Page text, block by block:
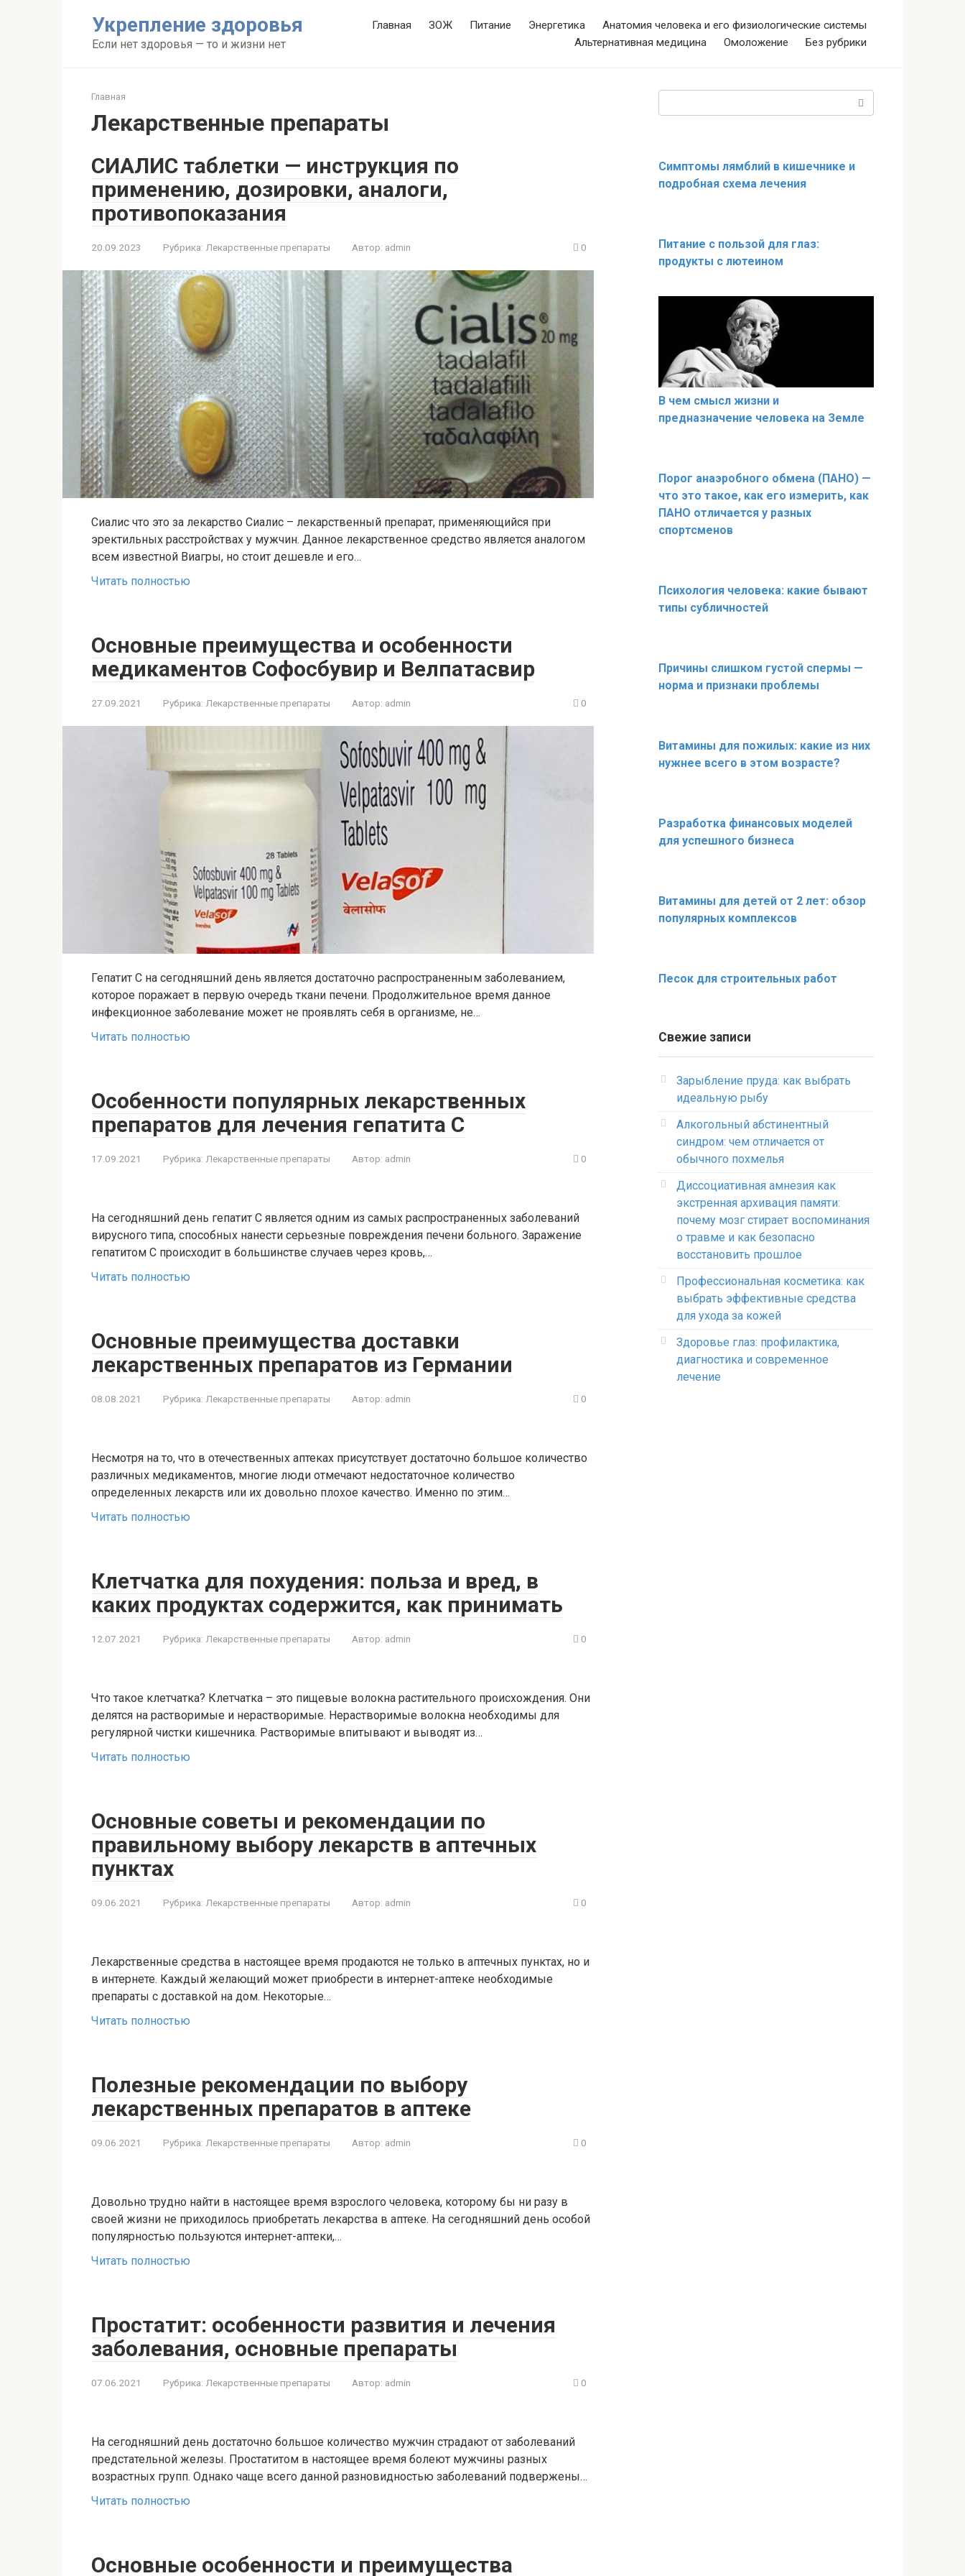
Укрепление здоровья
Если нет здоровья — то и жизни нет
Главная ЗОЖ Питание Энергетика
Анатомия человека и его физиологические системы
Альтернативная медицина
Омоложение Без рубрики
Главная
Лекарственные препараты
СИАЛИС таблетки — инструкция по
применению, дозировки, аналоги,
противопоказания
20.09.2023 Рубрика: Лекарственные препараты Автор: admin 0
Сиалис что это за лекарство Сиалис – лекарственный препарат, применяющийся при
эректильных расстройствах у мужчин. Данное лекарственное средство является аналогом
всем известной Виагры, но стоит дешевле и его…
Читать полностью
Основные преимущества и особенности
медикаментов Софосбувир и Велпатасвир
27.09.2021 Рубрика: Лекарственные препараты Автор: admin 0
Гепатит С на сегодняшний день является достаточно распространенным заболеванием,
которое поражает в первую очередь ткани печени. Продолжительное время данное
инфекционное заболевание может не проявлять себя в организме, не…
Читать полностью
Особенности популярных лекарственных
препаратов для лечения гепатита С
17.09.2021 Рубрика: Лекарственные препараты Автор: admin 0
На сегодняшний день гепатит С является одним из самых распространенных заболеваний
вирусного типа, способных нанести серьезные повреждения печени больного. Заражение
гепатитом С происходит в большинстве случаев через кровь,…
Читать полностью
Основные преимущества доставки
лекарственных препаратов из Германии
08.08.2021 Рубрика: Лекарственные препараты Автор: admin 0
Несмотря на то, что в отечественных аптеках присутствует достаточно большое количество
различных медикаментов, многие люди отмечают недостаточное количество
определенных лекарств или их довольно плохое качество. Именно по этим…
Читать полностью
Клетчатка для похудения: польза и вред, в
каких продуктах содержится, как принимать
12.07.2021 Рубрика: Лекарственные препараты Автор: admin 0
Что такое клетчатка? Клетчатка – это пищевые волокна растительного происхождения. Они
делятся на растворимые и нерастворимые. Нерастворимые волокна необходимы для
регулярной чистки кишечника. Растворимые впитывают и выводят из…
Читать полностью
Основные советы и рекомендации по
правильному выбору лекарств в аптечных
пунктах
09.06.2021 Рубрика: Лекарственные препараты Автор: admin 0
Лекарственные средства в настоящее время продаются не только в аптечных пунктах, но и
в интернете. Каждый желающий может приобрести в интернет-аптеке необходимые
препараты с доставкой на дом. Некоторые…
Читать полностью
Полезные рекомендации по выбору
лекарственных препаратов в аптеке
09.06.2021 Рубрика: Лекарственные препараты Автор: admin 0
Довольно трудно найти в настоящее время взрослого человека, которому бы ни разу в
своей жизни не приходилось приобретать лекарства в аптеке. На сегодняшний день особой
популярностью пользуются интернет-аптеки,…
Читать полностью
Простатит: особенности развития и лечения
заболевания, основные препараты
07.06.2021 Рубрика: Лекарственные препараты Автор: admin 0
На сегодняшний день достаточно большое количество мужчин страдают от заболеваний
предстательной железы. Простатитом в настоящее время болеют мужчины разных
возрастных групп. Однако чаще всего данной разновидностью заболеваний подвержены…
Читать полностью
Основные особенности и преимущества
Симптомы лямблий в кишечнике и
подробная схема лечения
Питание с пользой для глаз:
продукты с лютеином
В чем смысл жизни и
предназначение человека на Земле
Порог анаэробного обмена (ПАНО) —
что это такое, как его измерить, как
ПАНО отличается у разных
спортсменов
Психология человека: какие бывают
типы субличностей
Причины слишком густой спермы —
норма и признаки проблемы
Витамины для пожилых: какие из них
нужнее всего в этом возрасте?
Разработка финансовых моделей
для успешного бизнеса
Витамины для детей от 2 лет: обзор
популярных комплексов
Песок для строительных работ
Свежие записи
Зарыбление пруда: как выбрать
идеальную рыбу
Алкогольный абстинентный
синдром: чем отличается от
обычного похмелья
Диссоциативная амнезия как
экстренная архивация памяти:
почему мозг стирает воспоминания
о травме и как безопасно
восстановить прошлое
Профессиональная косметика: как
выбрать эффективные средства
для ухода за кожей
Здоровье глаз: профилактика,
диагностика и современное
лечение